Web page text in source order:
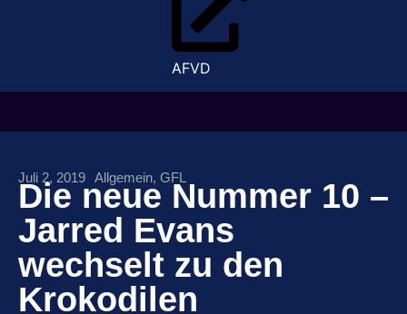
AFVD
Juli 2, 2019 Allgemein, GFL
Die neue Nummer 10 –
Jarred Evans
wechselt zu den
Krokodilen